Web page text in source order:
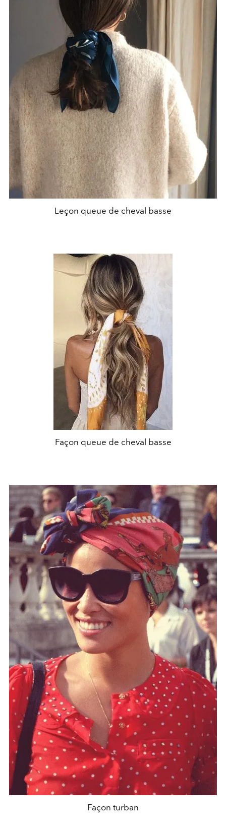
Leçon queue de cheval basse
Façon queue de cheval basse
Façon turban